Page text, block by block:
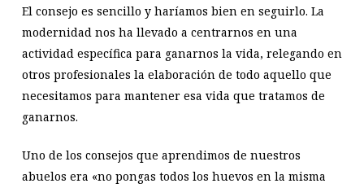
El consejo es sencillo y haríamos bien en seguirlo. La
modernidad nos ha llevado a centrarnos en una
actividad específica para ganarnos la vida, relegando en
otros profesionales la elaboración de todo aquello que
necesitamos para mantener esa vida que tratamos de
ganarnos.
Uno de los consejos que aprendimos de nuestros
abuelos era «no pongas todos los huevos en la misma